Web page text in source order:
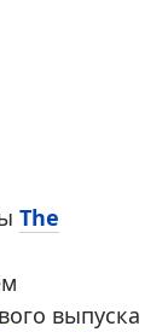
The
выпуска